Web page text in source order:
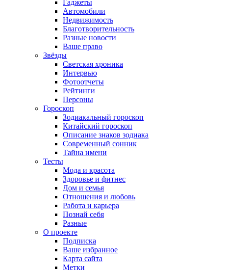
Гаджеты
Автомобили
Недвижимость
Благотворительность
Разные новости
Ваше право
Звёзды
Светская хроника
Интервью
Фотоотчеты
Рейтинги
Персоны
Гороскоп
Зодиакальный гороскоп
Китайский гороскоп
Описание знаков зодиака
Современный сонник
Тайна имени
Тесты
Мода и красота
Здоровье и фитнес
Дом и семья
Отношения и любовь
Работа и карьера
Познай себя
Разные
О проекте
Подписка
Ваше избранное
Карта сайта
Метки